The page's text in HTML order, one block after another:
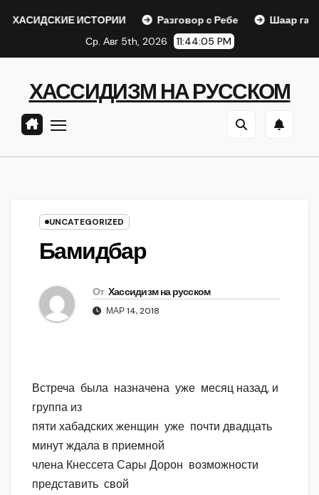
ИСТОРИИ Разговор с Ребе
Шаар гайихуд гл. 1
Ср. Авг 5th, 2026
11:44:05 PM
ХАССИДИЗМ НА РУССКОМ
UNCATEGORIZED
Бамидбар
От Хассидизм на русском
МАР 14, 2018
Встреча была назначена уже месяц назад, и
группа из
пяти хабадских женщин уже почти двадцать
минут ждала в приемной
члена Кнессета Сары Дорон возможности
представить свой